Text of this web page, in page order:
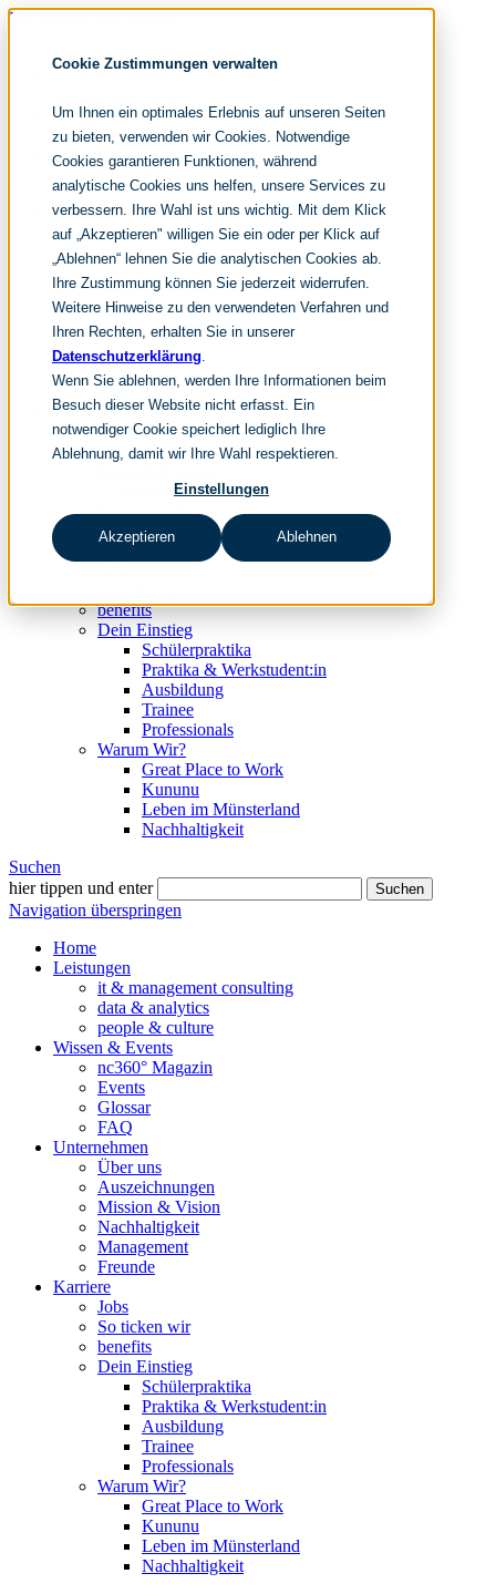
Cookie Zustimmungen verwalten
Um Ihnen ein optimales Erlebnis auf unseren Seiten
zu bieten, verwenden wir Cookies. Notwendige
Cookies garantieren Funktionen, während
analytische Cookies uns helfen, unsere Services zu
verbessern. Ihre Wahl ist uns wichtig. Mit dem Klick
auf „Akzeptieren" willigen Sie ein oder per Klick auf
„Ablehnen“ lehnen Sie die analytischen Cookies ab.
Ihre Zustimmung können Sie jederzeit widerrufen.
Weitere Hinweise zu den verwendeten Verfahren und
Ihren Rechten, erhalten Sie in unserer
Datenschutzerklärung.
Wenn Sie ablehnen, werden Ihre Informationen beim
Besuch dieser Website nicht erfasst. Ein
notwendiger Cookie speichert lediglich Ihre
Ablehnung, damit wir Ihre Wahl respektieren.
Einstellungen
Akzeptieren Ablehnen
Navigation überspringen
noventum
IT & Management Consulting
People & Culture
Navigation überspringen
Home
Leistungen
it & management consulting
people & culture
Wissen & Events
nc360° Magazin
Events
Glossar
FAQ
Unternehmen
Über uns
Auszeichnungen
Nachhaltigkeit
Management
Freunde
Karriere
benefits
Dein Einstieg
Schülerpraktika
Praktika & Werkstudent:in
Ausbildung
Trainee
Professionals
Warum Wir?
Great Place to Work
Kununu
Leben im Münsterland
Nachhaltigkeit
Suchen
hier tippen und enter
Suchen
Navigation überspringen
Home
Leistungen
it & management consulting
data & analytics
people & culture
Wissen & Events
nc360° Magazin
Events
Glossar
FAQ
Unternehmen
Über uns
Auszeichnungen
Mission & Vision
Nachhaltigkeit
Management
Freunde
Karriere
Jobs
So ticken wir
benefits
Dein Einstieg
Schülerpraktika
Praktika & Werkstudent:in
Ausbildung
Trainee
Professionals
Warum Wir?
Great Place to Work
Kununu
Leben im Münsterland
Nachhaltigkeit